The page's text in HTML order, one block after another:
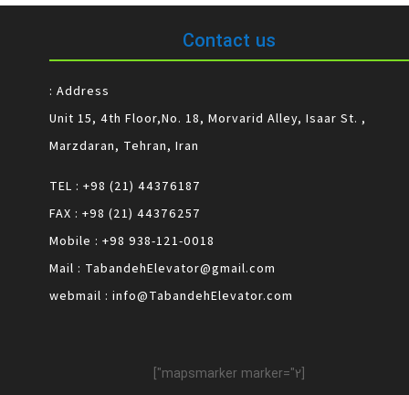
Contact us
Address :
Unit 15, 4th Floor,No. 18, Morvarid Alley, Isaar St. ,
Marzdaran, Tehran, Iran
TEL : +98 (21) 44376187
FAX : +98 (21) 44376257
Mobile : +98 938-121-0018
Mail : TabandehElevator@gmail.com
webmail : info@TabandehElevator.com
[mapsmarker marker="2"]